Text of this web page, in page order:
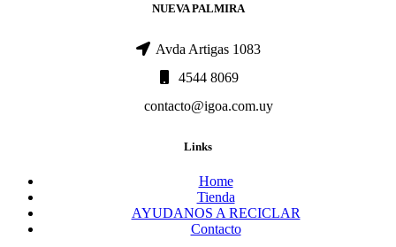
NUEVA PALMIRA
Avda Artigas 1083
4544 8069
contacto@igoa.com.uy
Links
Home
Tienda
AYUDANOS A RECICLAR
Contacto